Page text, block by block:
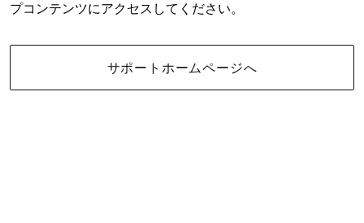
プコンテンツにアクセスしてください。
サポートホームページへ